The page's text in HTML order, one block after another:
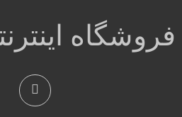
فروشگاه